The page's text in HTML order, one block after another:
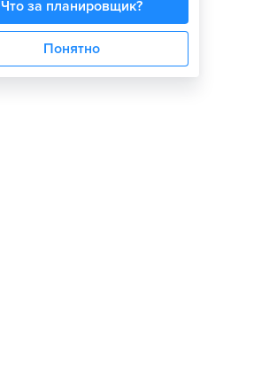
Что за планировщик?
Понятно